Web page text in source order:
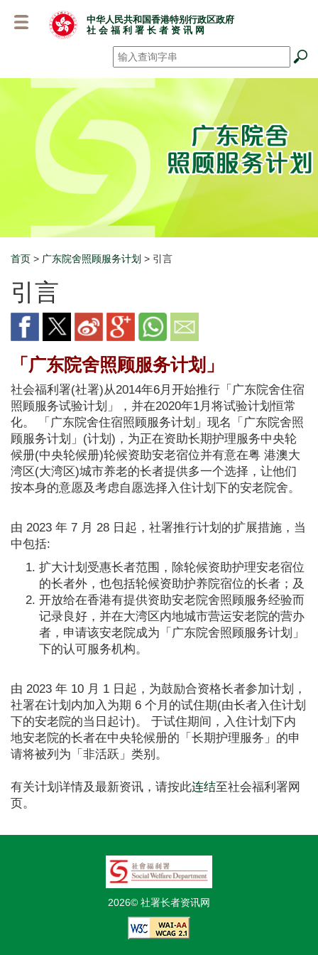
容
中华人民共和国香港特别行政区政府
社 会 福 利 署 长 者 资 讯 网
搜寻 *
Breadcrumb
首页 > 广东院舍照顾服务计划 > 引言
引言
「广东院舍照顾服务计划」
社会福利署(社署)从2014年6月开始推行「广东院舍住宿
照顾服务试验计划」，并在2020年1月将试验计划恒常
化。 「广东院舍住宿照顾服务计划」现名「广东院舍照
顾服务计划」(计划)，为正在资助长期护理服务中央轮
候册(中央轮候册)轮候资助安老宿位并有意在粤 港澳大
湾区(大湾区)城市养老的长者提供多一个选择，让他们
按本身的意愿及考虑自愿选择入住计划下的安老院舍。
由 2023 年 7 月 28 日起，社署推行计划的扩展措施，当
中包括:
扩大计划受惠长者范围，除轮候资助护理安老宿位
的长者外，也包括轮候资助护养院宿位的长者；及
开放给在香港有提供资助安老院舍照顾服务经验而
记录良好，并在大湾区内地城市营运安老院的营办
者，申请该安老院成为「广东院舍照顾服务计划」
下的认可服务机构。
由 2023 年 10 月 1 日起，为鼓励合资格长者参加计划，
社署在计划内加入为期 6 个月的试住期(由长者入住计划
下的安老院的当日起计)。 于试住期间，入住计划下内
地安老院的长者在中央轮候册的「长期护理服务」的申
请将被列为「非活跃」类别。
有关计划详情及最新资讯，请按此连结至社会福利署网
页。
2026© 社署长者资讯网